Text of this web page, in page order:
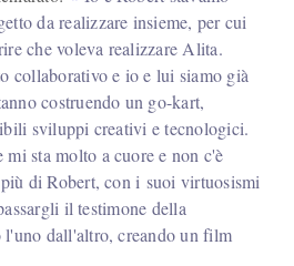
da realizzare insieme, per cui
che voleva realizzare Alita.
collaborativo e io e lui siamo già
costruendo un go-kart,
sviluppi creativi e tecnologici.
mi sta molto a cuore e non c'è
di Robert, con i suoi virtuosismi
il testimone della
dall'altro, creando un film